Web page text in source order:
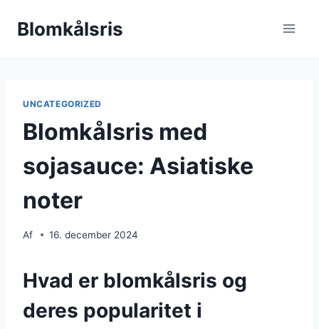
Blomkålsris
UNCATEGORIZED
Blomkålsris med
sojasauce: Asiatiske
noter
Af 16. december 2024
Hvad er blomkålsris og
deres popularitet i